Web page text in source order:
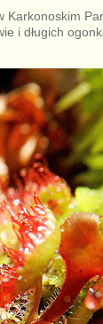
Karkonoskim
i długich